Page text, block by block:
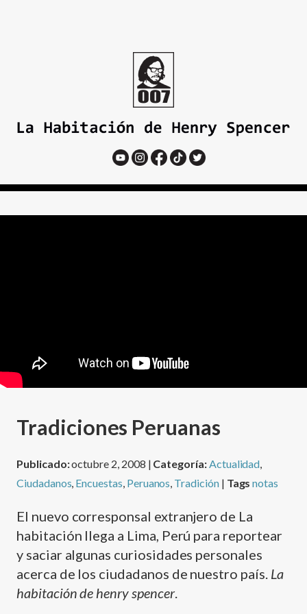
Tradiciones Peruanas
Publicado:octubre 2, 2008 | Categoría: Actualidad
Ciudadanos Encuestas Peruanos Tradición| Tagsnotas
El nuevo corresponsal extranjero de La
habitación llega a Lima, Perú para reportear
y saciar algunas curiosidades personales
acerca de los ciudadanos de nuestro paí­s. La
habitación de henry spencer.